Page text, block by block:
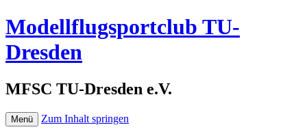
Modellflugsportclub TU-
Dresden
MFSC TU-Dresden e.V.
Menü Zum Inhalt springen